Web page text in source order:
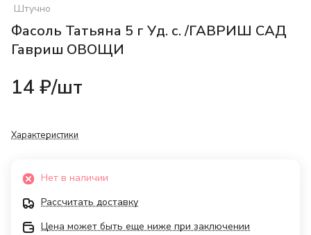
Штучно
Фасоль Татьяна 5 г Уд. с. /ГАВРИШ САД
Гавриш ОВОЩИ
14 ₽/шт
Характеристики
Нет в наличии
Рассчитать доставку
Цена может быть еще ниже при заключении